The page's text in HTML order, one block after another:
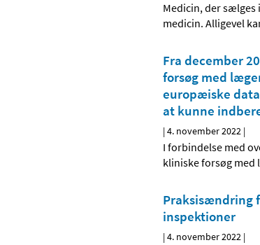
Medicin, der sælges
medicin. Alligevel
Fra december
forsøg med
europæiske
at kunne
|4. november 2022 |
I forbindelse med
kliniske forsøg med
Praksisændring
inspektioner
|4. november 2022 |